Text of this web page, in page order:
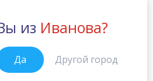
из Иванова?
Да Другой город
Цены